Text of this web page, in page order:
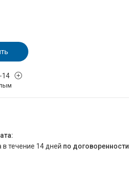
14
в течение 14 дней по договоренности